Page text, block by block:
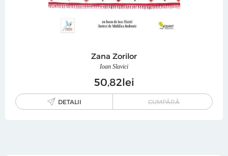
Zana Zorilor
Ioan Slavici
5082lei
DETALII CUMPĂRĂ